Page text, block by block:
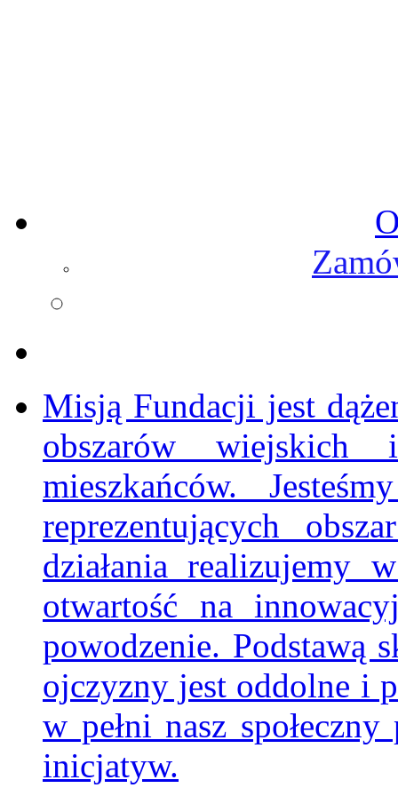
Misją Fundacji jest
obszarów wiejskich
mieszkańców.
reprezentujących
działania realizujemy
otwartość na
powodzenie. Podstawą
ojczyzny jest oddolne i
w pełni nasz
inicjatyw.